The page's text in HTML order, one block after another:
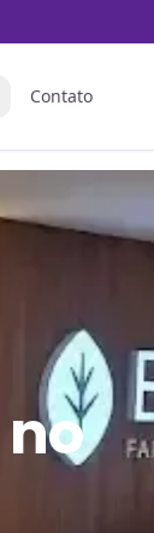
Contato
no